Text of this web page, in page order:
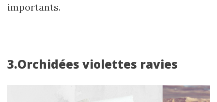
importants.
3.Orchidées violettes ravies